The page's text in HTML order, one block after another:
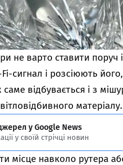
не варто ставити поруч
сигнал і розсіюють
саме відбувається і з
матеріалу.
у Google News
у своїй стрічці новин
місце навколо рутера